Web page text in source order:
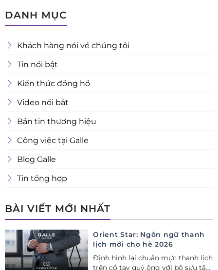
DANH MỤC
Khách hàng nói về chúng tôi
Tin nổi bật
Kiến thức đồng hồ
Video nổi bật
Bản tin thương hiệu
Công việc tại Galle
Blog Galle
Tin tổng hợp
BÀI VIẾT MỚI NHẤT
Orient Star: Ngôn ngữ thanh
lịch mới cho hè 2026
Định hình lại chuẩn mực thanh lịch
trên cổ tay quý ông với bộ sưu tập